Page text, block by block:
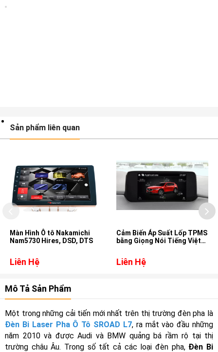
Sản phẩm liên quan
Màn Hình Ô tô Nakamichi
Nam5730 Hires, DSD, DTS
Liên Hệ
Cảm Biến Áp Suất Lốp TPMS
bằng Giọng Nói Tiếng Việt
Liên Hệ
Mô Tả Sản Phẩm
Một trong những cải tiến mới nhất trên thị trường đèn pha là
Đèn Bi Laser Pha Ô Tô SROAD L7, ra mắt vào đầu những
năm 2010 và được Audi và BMW quảng bá rầm rộ tại thị
trường châu Âu. Trong số tất cả các loại đèn pha, Đèn Bi